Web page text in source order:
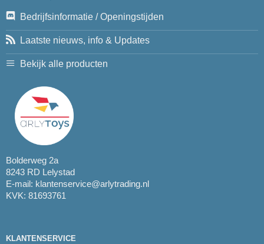
Bedrijfsinformatie / Openingstijden
Laatste nieuws, info & Updates
Bekijk alle producten
Bolderweg 2a
8243 RD Lelystad
E-mail: klantenservice@arlytrading.nl
KVK: 81693761
KLANTENSERVICE